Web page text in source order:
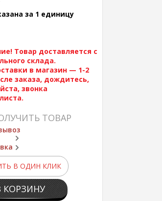
за 1 единицу
Товар доставляется с
склада.
в магазин — 1-2
заказа, дождитесь,
звонка
ТОВАР
В ОДИН КЛИК
КОРЗИНУ